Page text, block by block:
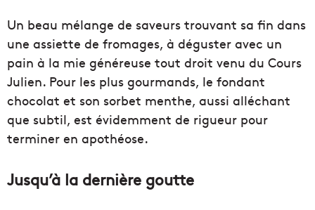
Un beau mélange de saveurs trouvant sa fin dans
une assiette de fromages, à déguster avec un
pain à la mie généreuse tout droit venu du Cours
Julien. Pour les plus gourmands, le fondant
chocolat et son sorbet menthe, aussi alléchant
que subtil, est évidemment de rigueur pour
terminer en apothéose.
Jusqu’à la dernière goutte